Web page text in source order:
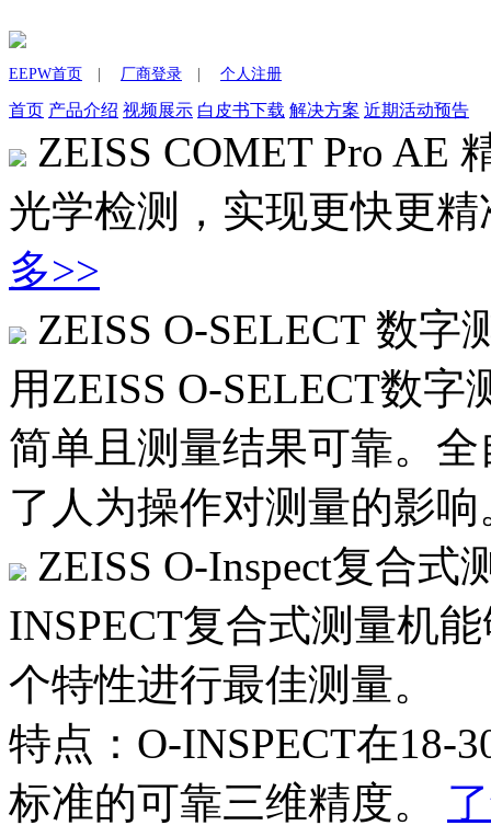
EEPW首页 厂商登录 个人注册
首页 产品介绍 视频展示 白皮书下载 解决方案 近期活动预告
ZEISS COMET Pro AE
光学检测，实现更快更
多>>
ZEISS O-SELECT 数字
用ZEISS O-SELECT数
简单且测量结果可靠。
了人为操作对测量的影响
ZEISS O-Inspect复合式
INSPECT复合式测量机
个特性进行最佳测量。
特点：O-INSPECT在18-
标准的可靠三维精度。